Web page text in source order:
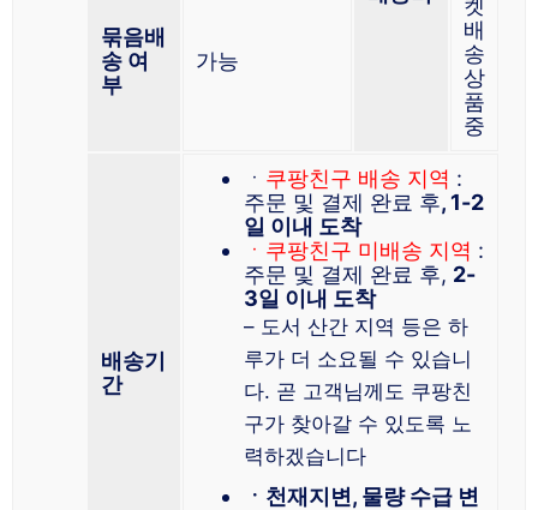
켓
배
송
상
품
중
묶음배
송 여
부
가능
배송기
간
ㆍ 쿠팡친구 배송 지역 :
주문 및 결제 완료 후, 1-2
일 이내 도착
ㆍ쿠팡친구 미배송 지역 :
주문 및 결제 완료 후, 2-
3일 이내 도착
– 도서 산간 지역 등은 하
루가 더 소요될 수 있습니
다. 곧 고객님께도 쿠팡친
구가 찾아갈 수 있도록 노
력하겠습니다
ㆍ천재지변, 물량 수급 변